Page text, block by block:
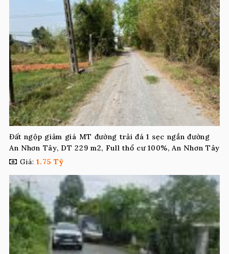
Đất ngộp giảm giá MT đường trải đá 1 sẹc ngắn đường
An Nhơn Tây, DT 229 m2, Full thổ cư 100%, An Nhơn Tây
Giá: 1.75 Tỷ